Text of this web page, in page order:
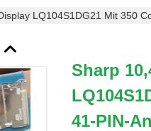
LQ104S1DG21 Mit 350
Sharp
41-PIN-